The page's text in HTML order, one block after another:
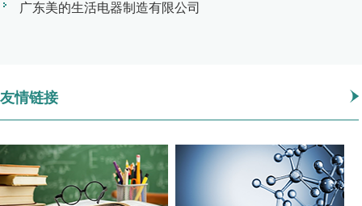
广东美的生活电器制造有限公司
友情链接